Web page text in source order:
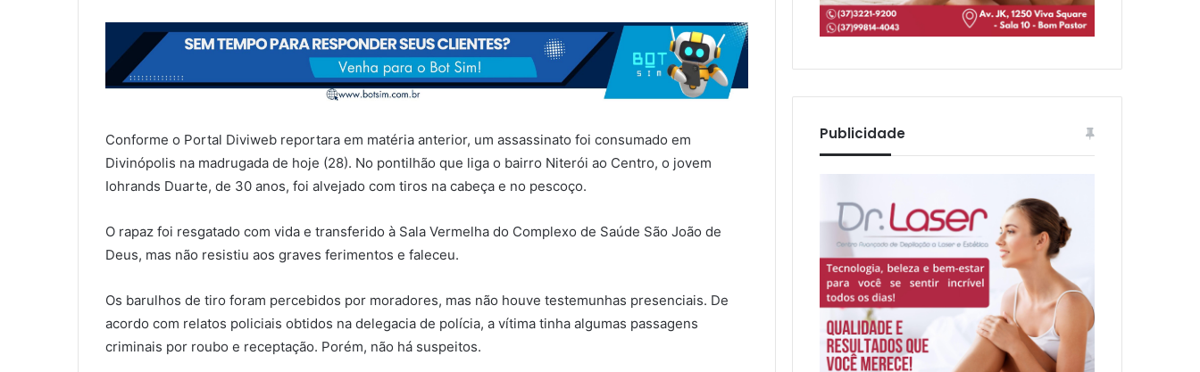
Conforme o Portal Diviweb reportara em matéria anterior, um assassinato foi consumado em
Divinópolis na madrugada de hoje (28). No pontilhão que liga o bairro Niterói ao Centro, o jovem
Iohrands Duarte, de 30 anos, foi alvejado com tiros na cabeça e no pescoço.
O rapaz foi resgatado com vida e transferido à Sala Vermelha do Complexo de Saúde São João de
Deus, mas não resistiu aos graves ferimentos e faleceu.
Os barulhos de tiro foram percebidos por moradores, mas não houve testemunhas presenciais. De
acordo com relatos policiais obtidos na delegacia de polícia, a vítima tinha algumas passagens
criminais por roubo e receptação. Porém, não há suspeitos.
Publicidade